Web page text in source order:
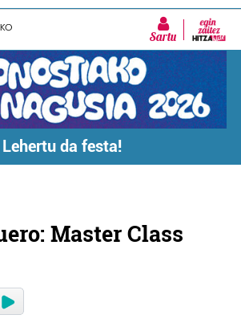
Sartu
Lehertu da festa!
Master Class